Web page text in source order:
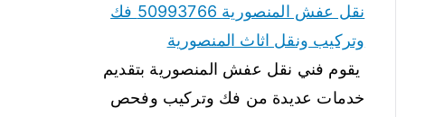
نقل عفش المنصورية 50993766 فك
وتركيب ونقل اثاث المنصورية
يقوم فني نقل عفش المنصورية بتقديم
خدمات عديدة من فك وتركيب وفحص